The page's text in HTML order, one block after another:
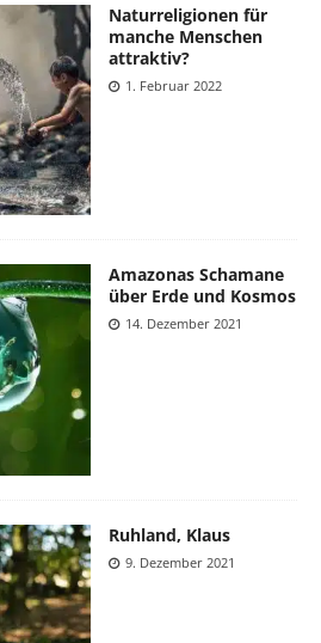
Naturreligionen für
manche Menschen
attraktiv?
1. Februar 2022
Amazonas Schamane
über Erde und Kosmos
14. Dezember 2021
Ruhland, Klaus
9. Dezember 2021